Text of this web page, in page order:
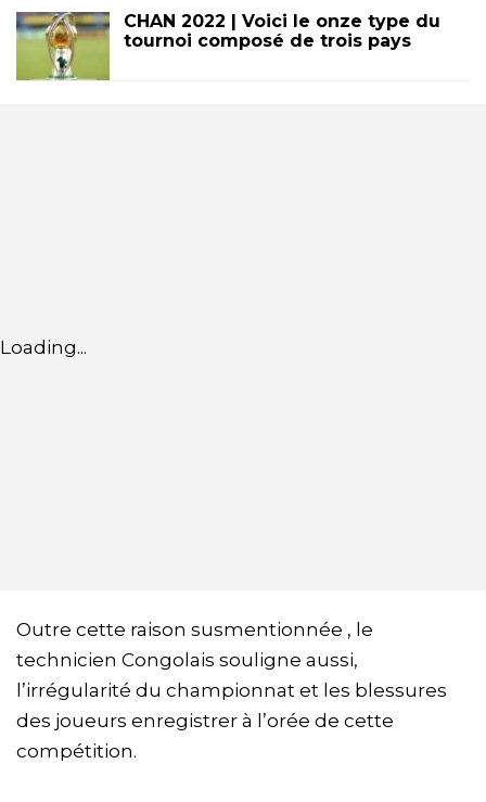
CHAN 2022 | Voici le onze type du
tournoi composé de trois pays
Loading...
Outre cette raison susmentionnée , le
technicien Congolais souligne aussi,
l’irrégularité du championnat et les blessures
des joueurs enregistrer à l’orée de cette
compétition.